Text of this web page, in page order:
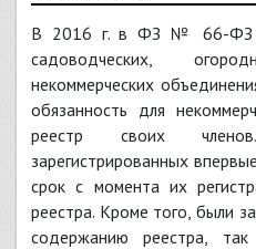
В 2016 г. в ФЗ № 66-ФЗ
садоводческих,
некоммерческих
обязанность для
реестр своих
зарегистрированных
срок с момента их
реестра. Кроме того, были
содержанию реестра,